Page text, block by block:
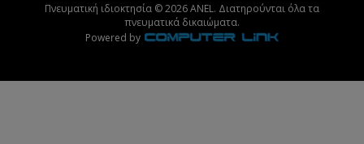
Πνευματική ιδιοκτησία © 2026 ANEL. Διατηρούνται όλα τα
πνευματικά δικαιώματα.
Powered by